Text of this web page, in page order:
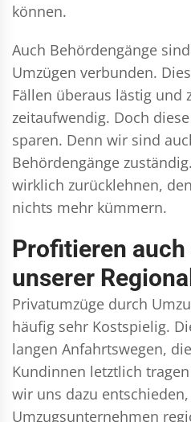
können.
Auch Behördengänge
Umzügen verbunden.
Fällen überaus lästig und
zeitaufwendig. Doch
sparen. Denn wir sind
Behördengänge
wirklich zurücklehnen,
nichts mehr kümmern.
Profitieren auch
unserer
Privatumzüge durch
häufig sehr Kostspielig.
langen Anfahrtswegen,
Kundinnen letztlich
wir uns dazu
Umzugsunternehmen